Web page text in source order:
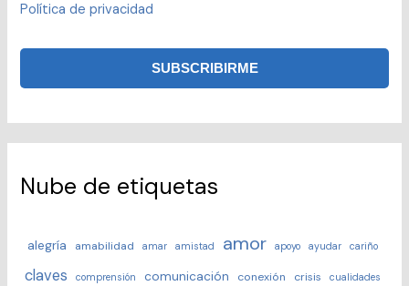
Política de privacidad
Nube de etiquetas
alegría amabilidad amar amistad amor apoyo ayudar cariño
claves comprensión comunicación conexión crisis cualidades